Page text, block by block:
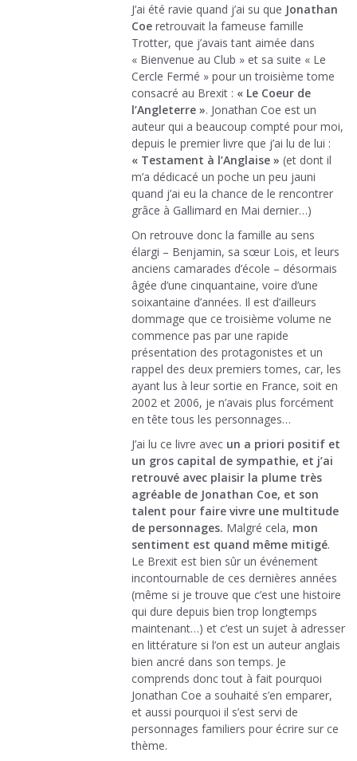
J’ai été ravie quand j’ai su que Jonathan
Coe retrouvait la fameuse famille
Trotter, que j’avais tant aimée dans
« Bienvenue au Club » et sa suite « Le
Cercle Fermé » pour un troisième tome
consacré au Brexit : « Le Coeur de
l’Angleterre ». Jonathan Coe est un
auteur qui a beaucoup compté pour moi,
depuis le premier livre que j’ai lu de lui :
« Testament à l’Anglaise » (et dont il
m’a dédicacé un poche un peu jauni
quand j’ai eu la chance de le rencontrer
grâce à Gallimard en Mai dernier…)
On retrouve donc la famille au sens
élargi – Benjamin, sa sœur Lois, et leurs
anciens camarades d’école – désormais
âgée d’une cinquantaine, voire d’une
soixantaine d’années. Il est d’ailleurs
dommage que ce troisième volume ne
commence pas par une rapide
présentation des protagonistes et un
rappel des deux premiers tomes, car, les
ayant lus à leur sortie en France, soit en
2002 et 2006, je n’avais plus forcément
en tête tous les personnages…
J’ai lu ce livre avec un a priori positif et
un gros capital de sympathie, et j’ai
retrouvé avec plaisir la plume très
agréable de Jonathan Coe, et son
talent pour faire vivre une multitude
de personnages. Malgré cela, mon
sentiment est quand même mitigé.
Le Brexit est bien sûr un événement
incontournable de ces dernières années
(même si je trouve que c’est une histoire
qui dure depuis bien trop longtemps
maintenant…) et c’est un sujet à adresser
en littérature si l’on est un auteur anglais
bien ancré dans son temps. Je
comprends donc tout à fait pourquoi
Jonathan Coe a souhaité s’en emparer,
et aussi pourquoi il s’est servi de
personnages familiers pour écrire sur ce
thème.